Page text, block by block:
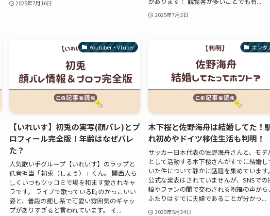
2025年7月16日
2025年7月2日
Youtuber・VTuber
【いれいす】初兎の実写(顔バレ)とプ
ロフィール完全版！年齢はなぜバレ
た？
人気歌い手グループ【いれいす】のラップと
低音担当「初兎（しょう）」くん。 関西人ら
しくいつもツッコミで場を和ます愛されキャ
ラです。 ライブで歌っている時のかっこいい
姿と、普段の癒し系で可愛い雰囲気のギャッ
プがありすぎると言われています。 そ...
エンタ
木下桜と佐野海舟は結婚してた！
れ初めやドイツ移住生活も判明！
サッカー日本代表の佐野海舟さんと、モデ
として活動する木下桜さんがすでに結婚し
いた件について静かに話題を集めています
公式な発表はされていませんが、SNSでの
稿やファンの間で交わされる祝福の声から
ふたりはすでに夫婦であることが分かっ...
2025年5月24日